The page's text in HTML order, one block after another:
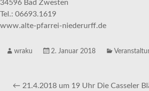
34596 Bad Zwesten
Tel.: 06693.1619
www.alte-pfarrei-niederurff.de
wraku 2. Januar 2018
← 21.4.2018 um 19 Uhr Die Casseler